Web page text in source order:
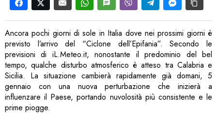
Ancora pochi giorni di sole in Italia dove nei prossimi giorni è
previsto l’arrivo del “Ciclone dell’Epifania”. Secondo le
previsioni di iL.Meteo.it, nonostante il predominio del bel
tempo, qualche disturbo atmosferico è atteso tra Calabria e
Sicilia. La situazione cambierà rapidamente già domani, 5
gennaio con una nuova perturbazione che inizierà a
influenzare il Paese, portando nuvolosità più consistente e le
prime piogge.